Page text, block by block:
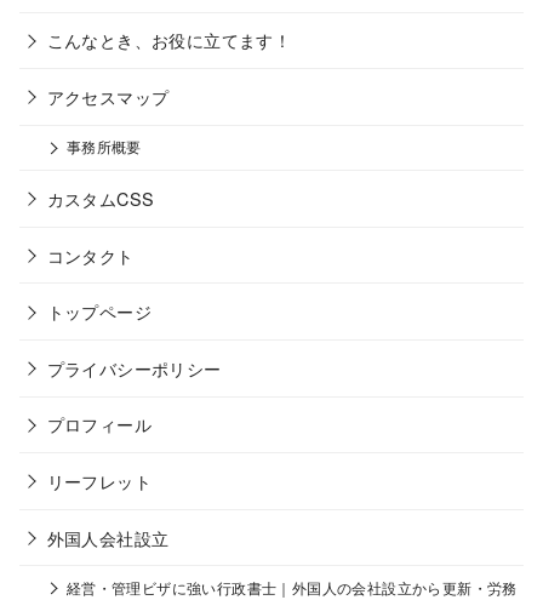
こんなとき、お役に立てます！
アクセスマップ
事務所概要
カスタムCSS
コンタクト
トップページ
プライバシーポリシー
プロフィール
リーフレット
外国人会社設立
経営・管理ビザに強い行政書士｜外国人の会社設立から更新・労務